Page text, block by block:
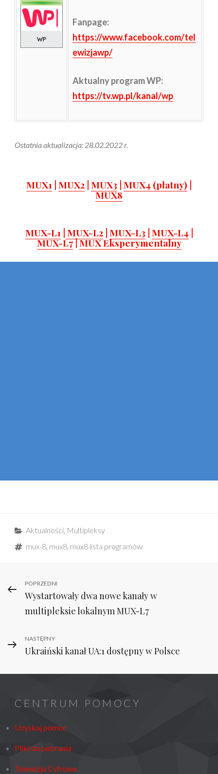
Fanpage:
https://www.facebook.com/tel
ewizjawp/
Aktualny program WP:
https://tv.wp.pl/kanal/wp
Ostatnia aktualizacja: 28.02.2022 r.
MUX1 MUX2 MUX3 MUX4 (płatny)
MUX8
MUX-L1 MUX-L2| MUX-L3 MUX-L4
MUX-L7|MUX Eksperymentalny
Categories
Aktualności, Multipleksy
Tags
mux-8, mux8, mux8 lista programów
Nawigacja
wpisu
Previous
Post
POPRZEDNI
Wystartowały dwa nowe kanały w
multipleksie lokalnym MUX-L7
Next
Post
NASTĘPNY
Ukraiński kanał UA:1 dostępny w Polsce
CENTRUM POMOCY
Uzyskaj pomoc
Pliki do pobrania
Telewizja Cyfrowa